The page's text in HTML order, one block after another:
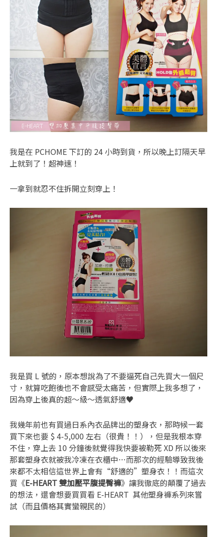
我是在 PCHOME 下訂的 24 小時到貨，所以晚上訂隔天早
上就到了！超神速！
一拿到就忍不住拆開立刻穿上！
我是買 L 號的，原本想說為了不要逼死自己先買大一個尺
寸，就算吃飽後也不會感受太痛苦，但實際上我多想了，
因為穿上後真的超～級～透氣舒適♥
我幾年前也有買過日系內衣品牌出的塑身衣，那時候一套
買下來也要 $ 4-5,000 左右（很貴！！），但是我根本穿
不住，穿上去 10 分鐘後就覺得我快要被勒死 XD 所以後來
那套塑身衣就被我冷凍在衣櫃中…而那次的經驗導致我後
來都不太相信這世界上會有“舒適的”塑身衣！！而這次
買《E-HEART 雙加壓平腹提臀褲》讓我徹底的顛覆了過去
的想法，還會想要買買看 E-HEART 其他塑身褲系列來嘗
試（而且價格其實蠻親民的）